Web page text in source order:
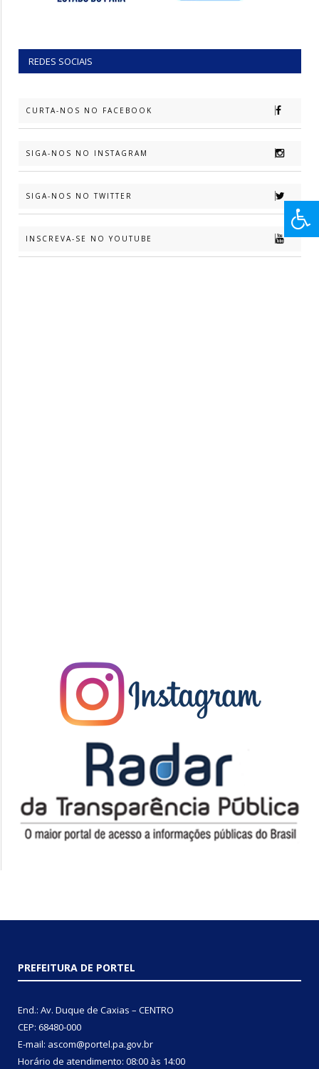
REDES SOCIAIS
CURTA-NOS NO FACEBOOK
SIGA-NOS NO INSTAGRAM
SIGA-NOS NO TWITTER
INSCREVA-SE NO YOUTUBE
PREFEITURA DE PORTEL
End.: Av. Duque de Caxias – CENTRO
CEP: 68480-000
E-mail: ascom@portel.pa.gov.br
Horário de atendimento: 08:00 às 14:00